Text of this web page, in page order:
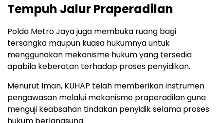
Tempuh Jalur Praperadilan
Polda Metro Jaya juga membuka ruang bagi
tersangka maupun kuasa hukumnya untuk
menggunakan mekanisme hukum yang tersedia
apabila keberatan terhadap proses penyidikan.
Menurut Iman, KUHAP telah memberikan instrumen
pengawasan melalui mekanisme praperadilan guna
menguji keabsahan tindakan penyidik selama proses
hukum berlangsung.